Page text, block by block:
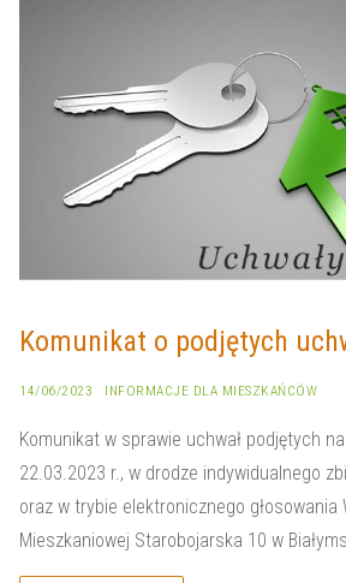
Komunikat o podjętych
14/06/2023 INFORMACJE DLA MIESZKAŃCÓW
Komunikat w sprawie uchwał podjętych
22.03.2023 r., w drodze indywidualnego
oraz w trybie elektronicznego głosowania
Mieszkaniowej Starobojarska 10 w